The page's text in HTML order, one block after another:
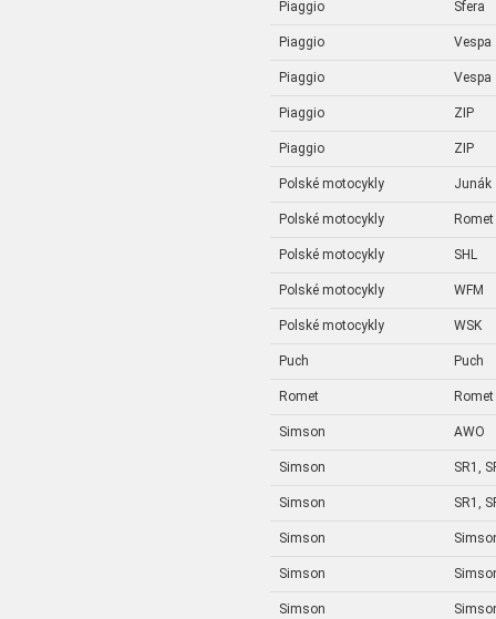
Piaggio Sfera
Piaggio Vespa
Piaggio Vespa
Piaggio ZIP
Piaggio ZIP
Polské motocykly Junák
Polské motocykly Romet
Polské motocykly SHL
Polské motocykly WFM
Polské motocykly WSK
Puch Puch
Romet Romet
Simson AWO
Simson SR1,
Simson SR1,
Simson
Simson
Simson